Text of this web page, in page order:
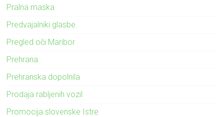
Pralna maska
Predvajalniki glasbe
Pregled oči Maribor
Prehrana
Prehranska dopolnila
Prodaja rabljenih vozil
Promocija slovenske Istre